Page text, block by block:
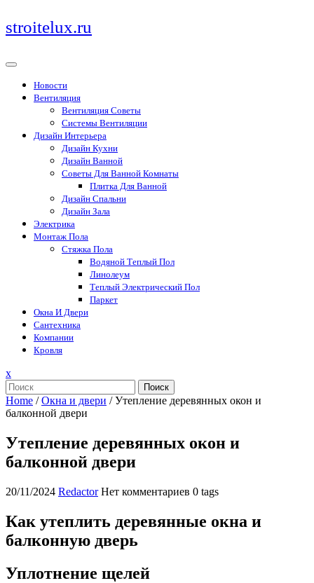
Перейти
к
stroitelux.ru
Новости
Вентиляция
Вентиляция Советы
Системы Вентиляции
Дизайн Интерьера
Дизайн Кухни
Дизайн Ванной
Советы Для Ванной Комнаты
Плитка Для Ванной
Дизайн Спальни
Дизайн Зала
Электрика
Монтаж Пола
Стяжка Пола
Водяной Теплый Пол
Линолеум
Теплый Электрический Пол
Паркет
Окна И Двери
Сантехника
Компании
Кровля
xЗакрыть
меню
Поиск
Home /Окна и двери /Утепление деревянных окон и
балконной двери
Утепление деревянных окон и
балконной двери
20/11/2024 Redactor Нет комментариев 0 tags
Как утеплить деревянные окна и
балконную дверь
Уплотнение щелей